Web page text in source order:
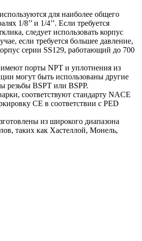
для наиболее общего
1/8’’ и 1/4’’. Если требуется
следует использовать корпус
если требуется большее давление,
серии SS129, работающий до 700
порты NPT и уплотнения из
могут быть использованы другие
резьбы BSPT или BSPP.
соответствуют стандарту NACE
CE в соответствии с PED
из широкого диапазона
таких как Хастеллой, Монель,